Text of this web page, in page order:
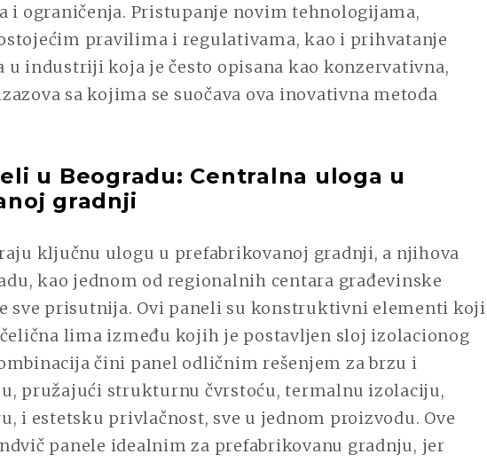
i ograničenja. Pristupanje novim tehnologijama,
pravilima i regulativama, kao i prihvatanje
u industriji koja je često opisana kao konzervativna,
sa kojima se suočava ova inovativna metoda
u Beogradu: Centralna uloga u
gradnji
ključnu ulogu u prefabrikovanoj gradnji, a njihova
kao jednom od regionalnih centara građevinske
sve prisutnija. Ovi paneli su konstruktivni elementi koji
čelična lima između kojih je postavljen sloj izolacionog
čini panel odličnim rešenjem za brzu i
pružajući strukturnu čvrstoću, termalnu izolaciju,
i estetsku privlačnost, sve u jednom proizvodu. Ove
panele idealnim za prefabrikovanu gradnju, jer